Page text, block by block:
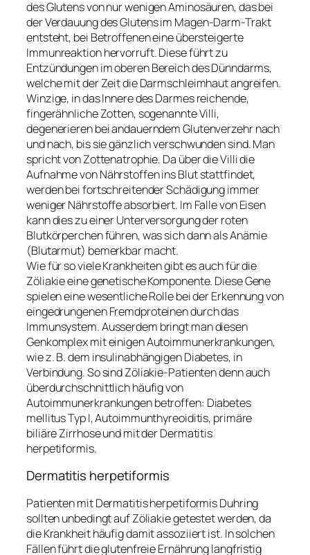
des Glutens von nur wenigen Aminosäuren, das bei
der Verdauung des Glutens im Magen-Darm-Trakt
entsteht, bei Betroffenen eine übersteigerte
Immunreaktion hervorruft. Diese führt zu
Entzündungen im oberen Bereich des Dünndarms,
welche mit der Zeit die Darmschleimhaut angreifen.
Winzige, in das Innere des Darmes reichende,
fingerähnliche Zotten, sogenannte Villi,
degenerieren bei andauerndem Glutenverzehr nach
und nach, bis sie gänzlich verschwunden sind. Man
spricht von Zottenatrophie. Da über die Villi die
Aufnahme von Nährstoffen ins Blut stattfindet,
werden bei fortschreitender Schädigung immer
weniger Nährstoffe absorbiert. Im Falle von Eisen
kann dies zu einer Unterversorgung der roten
Blutkörperchen führen, was sich dann als Anämie
(Blutarmut) bemerkbar macht.
Wie für so viele Krankheiten gibt es auch für die
Zöliakie eine genetische Komponente. Diese Gene
spielen eine wesentliche Rolle bei der Erkennung von
eingedrungenen Fremdproteinen durch das
Immunsystem. Ausserdem bringt man diesen
Genkomplex mit einigen Autoimmunerkrankungen,
wie z. B. dem insulinabhängigen Diabetes, in
Verbindung. So sind Zöliakie-Patienten denn auch
überdurchschnittlich häufig von
Autoimmunerkrankungen betroffen: Diabetes
mellitus Typ I, Autoimmunthyreoiditis, primäre
biliäre Zirrhose und mit der Dermatitis
herpetiformis.
Dermatitis herpetiformis
Patienten mit Dermatitis herpetiformis Duhring
sollten unbedingt auf Zöliakie getestet werden, da
die Krankheit häufig damit assoziiert ist. In solchen
Fällen führt die glutenfreie Ernährung langfristig